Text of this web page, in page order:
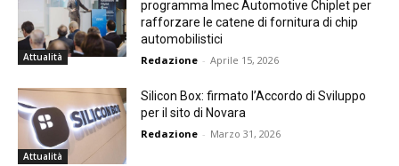
Attualità
programma Imec Automotive Chiplet per
rafforzare le catene di fornitura di chip
automobilistici
Redazione - Aprile 15, 2026
Attualità
Silicon Box: firmato l’Accordo di Sviluppo
per il sito di Novara
Redazione - Marzo 31, 2026